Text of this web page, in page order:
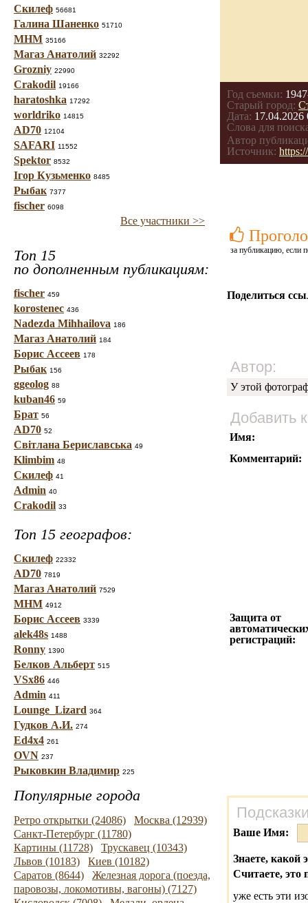
Скилеф 56681
Галина Шаненко 51710
МНМ 35166
Магаз Анатолий 32292
Grozniy 22990
Crakodil 19166
haratoshka 17292
worldriko 14815
AD70 12104
SAFARI 11552
Spektor 8532
Ігор Кузьменко 8485
Рыбак 7377
fischer 6098
Все участники >>
Топ 15
по дополненным публикациям:
fischer 459
korostenec 436
Nadezda Mihhailova 186
Магаз Анатолий 184
Борис Ассеев 178
Рыбак 156
ggeolog 88
kuban46 59
Брат 56
AD70 52
Світлана Бериславська 49
Klimbim 48
Скилеф 41
Admin 40
Crakodil 33
Топ 15 географов:
Скилеф 22332
AD70 7819
Магаз Анатолий 7529
МНМ 4912
Борис Ассеев 3339
alek48s 1488
Ronny 1390
Белков Альберт 515
VSx86 446
Admin 411
Lounge_Lizard 364
Гудков А.И. 274
Ed4x4 261
OVN 237
Рыковкин Владимир 225
Популярные города
Ретро открытки (24086)
Москва (12939)
Санкт-Петербург (11780)
Картины (11728)
Трускавец (10343)
Львов (10183)
Киев (10182)
Саратов (8644)
Железная дорога (поезда,
паровозы, локомотивы, вагоны) (7127)
Год съемки:
Старый город:
Дата: 17.04.2026
Слова для
Автор
Источник:
за публикацию, если
Поделиться
Автор:
У этой
Добавить
Имя:
Комментарий:
Защита от
регистраций:
Ваше Имя:
Знаете, какой
Считаете, это
уже есть эти